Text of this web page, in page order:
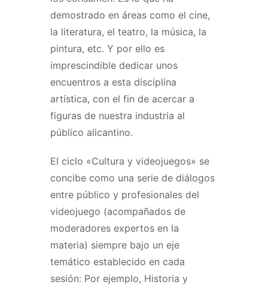
demostrado en áreas como el cine,
la literatura, el teatro, la música, la
pintura, etc. Y por ello es
imprescindible dedicar unos
encuentros a esta disciplina
artística, con el fin de acercar a
figuras de nuestra industria al
público alicantino.
El ciclo «Cultura y videojuegos» se
concibe como una serie de diálogos
entre público y profesionales del
videojuego (acompañados de
moderadores expertos en la
materia) siempre bajo un eje
temático establecido en cada
sesión: Por ejemplo, Historia y